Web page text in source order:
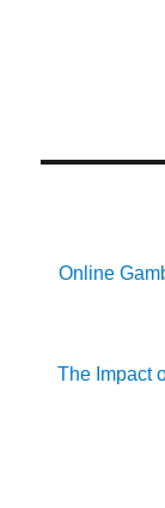
Online
The Impact